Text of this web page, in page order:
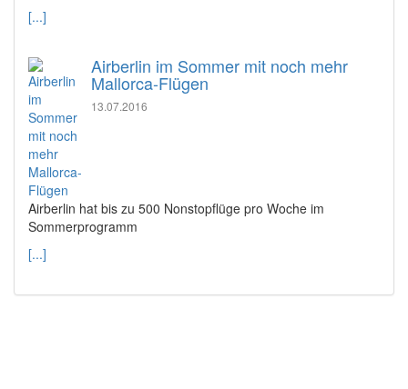
[...]
Airberlin im Sommer mit noch mehr
Mallorca-Flügen
13.07.2016
Airberlin hat bis zu 500 Nonstopflüge pro Woche im
Sommerprogramm
[...]